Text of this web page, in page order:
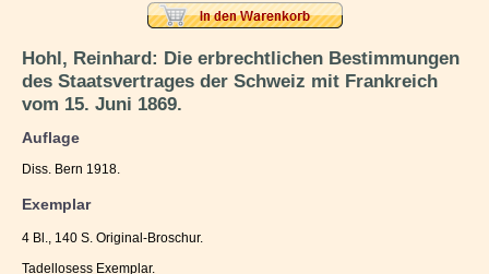
Hohl, Reinhard: Die erbrechtlichen Bestimmungen
des Staatsvertrages der Schweiz mit Frankreich
vom 15. Juni 1869.
Auflage
Diss. Bern 1918.
Exemplar
4 Bl., 140 S. Original-Broschur.
Tadellosess Exemplar.